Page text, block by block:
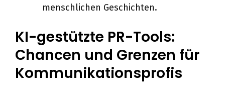
menschlichen Geschichten.
KI-gestützte PR-Tools:
Chancen und Grenzen für
Kommunikationsprofis